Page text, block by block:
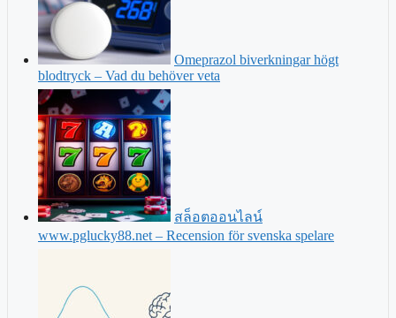
Omeprazol biverkningar högt
blodtryck – Vad du behöver veta
สล็อตออนไลน์
www.pglucky88.net – Recension för svenska spelare